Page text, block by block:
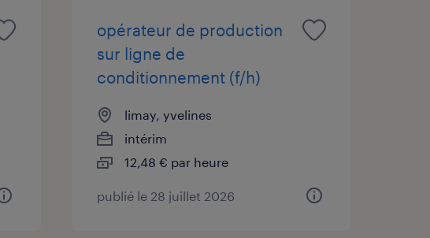
opérateur de production
sur ligne de
conditionnement (f/h)
limay, yvelines
intérim
12,48 € par heure
publié le 28 juillet 2026